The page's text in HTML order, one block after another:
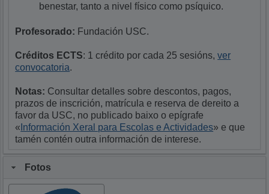
benestar, tanto a nivel físico como psíquico.
Profesorado: Fundación USC.
Créditos ECTS: 1 crédito por cada 25 sesións,ver
convocatoria.
Notas: Consultar detalles sobre descontos, pagos,
prazos de inscrición, matrícula e reserva de dereito a
favor da USC, no publicado baixo o epígrafe
« Información Xeral para Escolas e Actividades» e que
tamén contén outra información de interese.
Fotos